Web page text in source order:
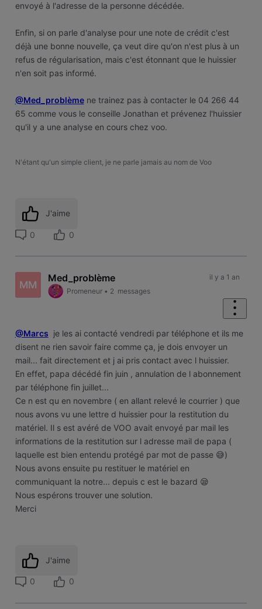
envoyé à l'adresse de la personne décédée.
Enfin, si on parle d'analyse pour une note de crédit c'est
déjà une bonne nouvelle, ça veut dire qu'on n'est plus à un
refus de régularisation, mais c'est étonnant que le huissier
n'en soit pas informé.
@Med_problèmene trainez pas à contacter le 04 266 44
65 comme vous le conseille Jonathan et prévenez l'huissier
qu'il y a une analyse en cours chez voo.
N'étant qu'un simple client, je ne parle jamais au nom de Voo
J'aime
0 0
MM
Med_problème
Promeneur • 2 messages
il y a 1 an
@Marcs je les ai contacté vendredi par téléphone et ils me
disent ne rien savoir faire comme ça, je dois envoyer un
mail... fait directement et j ai pris contact avec l huissier.
En effet, papa décédé fin juin , annulation de l abonnement
par téléphone fin juillet...
Ce n est qu en novembre ( en allant relevé le courrier ) que
nous avons vu une lettre d huissier pour la restitution du
matériel. Il s est avéré de VOO avait envoyé par mail les
informations de la restitution sur l adresse mail de papa (
laquelle est bien entendu protégé par mot de passe 😅)
Nous avons ensuite pu restituer le matériel en
communiquant la notre... depuis c est le bazard 😪
Nous espérons trouver une solution.
Merci
J'aime
0 0